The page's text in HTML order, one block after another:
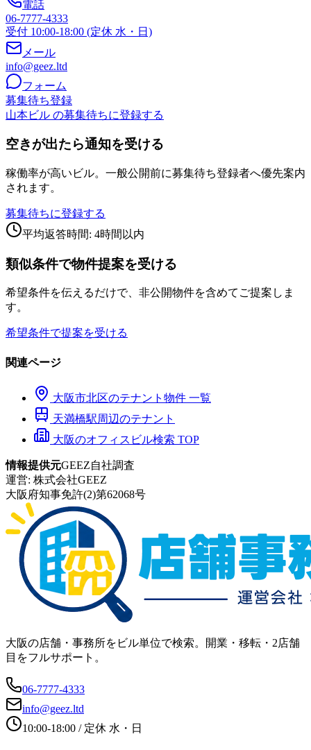
電話
06-7777-4333
受付 10:00-18:00 (定休 水・日)
メール
info@geez.ltd
フォーム
募集待ち登録
山本ビル の募集待ちに登録する
空きが出たら通知を受ける
稼働率が高いビル。一般公開前に募集待ち登録者へ優先案内
されます。
募集待ちに登録する
平均返答時間: 4時間以内
類似条件で物件提案を受ける
希望条件を伝えるだけで、非公開物件を含めてご提案しま
す。
希望条件で提案を受ける
関連ページ
大阪市北区のテナント物件 一覧
天満橋駅周辺のテナント
大阪のオフィスビル検索 TOP
情報提供元GEEZ自社調査
運営: 株式会社GEEZ
大阪府知事免許(2)第62068号
大阪の店舗・事務所をビル単位で検索。開業・移転・2店舗
目をフルサポート。
06-7777-4333
info@geez.ltd
10:00-18:00 / 定休 水・日